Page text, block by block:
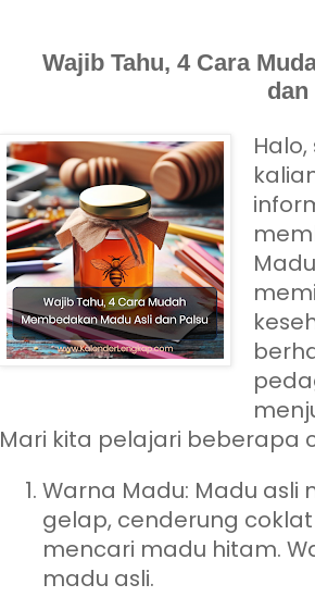
Wajib Tahu, 4 Cara
dan
Mari kita pelajari beberapa
Warna Madu: Madu asli
gelap, cenderung
mencari madu hitam.
madu asli.